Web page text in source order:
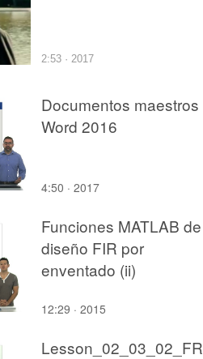
2:53 · 2017
Documentos maestros
Word 2016
4:50 · 2017
Funciones MATLAB de
diseño FIR por
enventado (ii)
12:29 · 2015
Lesson_02_03_02_FR